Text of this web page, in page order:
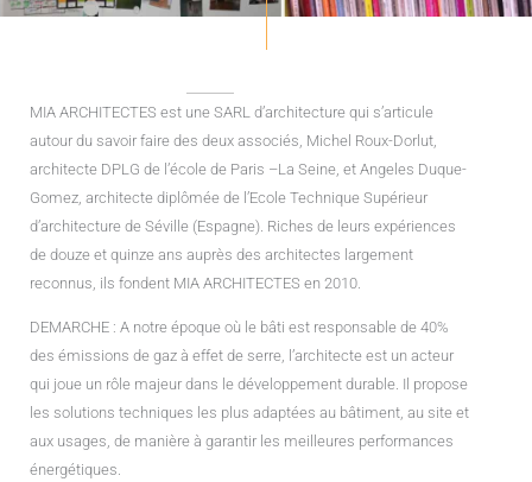
MIA ARCHITECTES est une SARL d’architecture qui s’articule
autour du savoir faire des deux associés, Michel Roux-Dorlut,
architecte DPLG de l’école de Paris –La Seine, et Angeles Duque-
Gomez, architecte diplômée de l’Ecole Technique Supérieur
d’architecture de Séville (Espagne). Riches de leurs expériences
de douze et quinze ans auprès des architectes largement
reconnus, ils fondent MIA ARCHITECTES en 2010.
DEMARCHE : A notre époque où le bâti est responsable de 40%
des émissions de gaz à effet de serre, l’architecte est un acteur
qui joue un rôle majeur dans le développement durable. Il propose
les solutions techniques les plus adaptées au bâtiment, au site et
aux usages, de manière à garantir les meilleures performances
énergétiques.